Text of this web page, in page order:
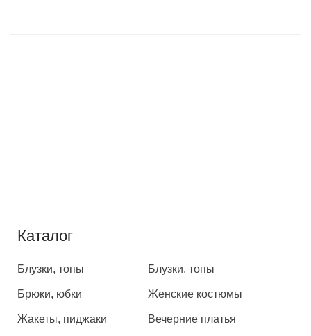
Каталог
Блузки, топы
Брюки, юбки
Жакеты, пиджаки
Блузки, топы
Женские костюмы
Вечерние платья